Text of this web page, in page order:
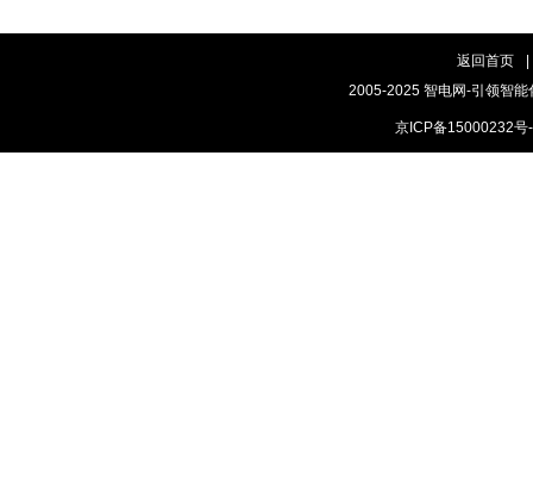
返回首页
2005-2025 智电网-引领智
京ICP备15000232号